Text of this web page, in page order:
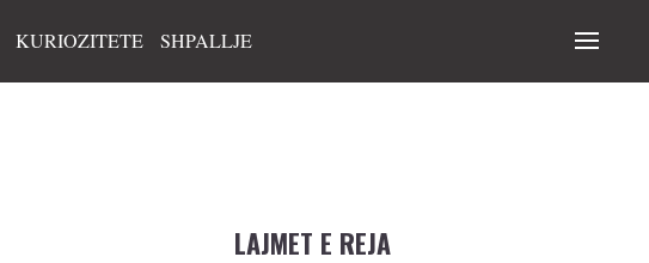
KURIOZITETE SHPALLJE
LAJMET E REJA